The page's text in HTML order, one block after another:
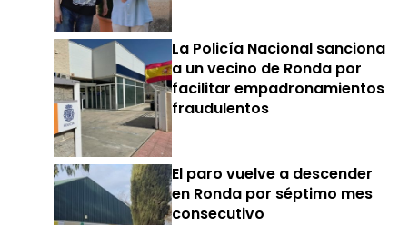
La Policía Nacional sanciona
a un vecino de Ronda por
facilitar empadronamientos
fraudulentos
El paro vuelve a descender
en Ronda por séptimo mes
consecutivo